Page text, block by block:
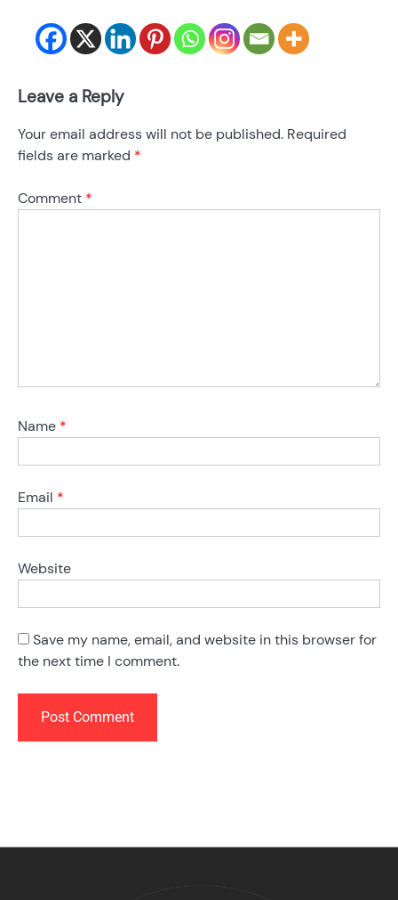
Leave a Reply
Your email address will not be published. Required
fields are marked *
Comment *
Name *
Email *
Website
Save my name, email, and website in this browser for
the next time I comment.